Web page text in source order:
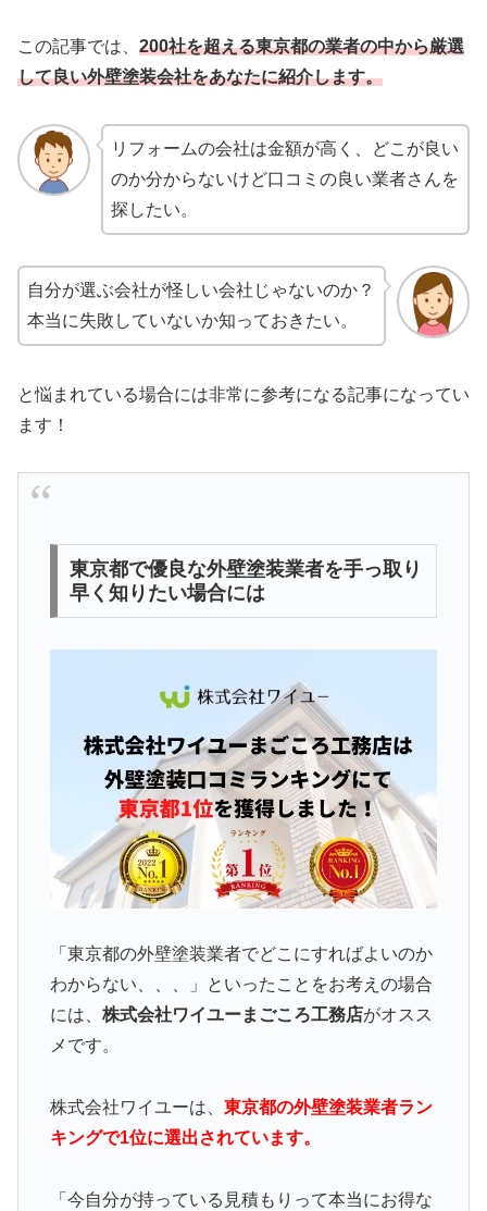
この記事では
200社を超える東京都の業者の中から厳選
して良い外壁塗装会社をあなたに紹介します。
リフォームの会社は金額が高く、どこが良い
のか分からないけど口コミの良い業者さんを
探したい。
自分が選ぶ会社が怪しい会社じゃないのか？
本当に失敗していないか知っておきたい。
と悩まれている場合には非常に参考になる記事になってい
ます！
東京都で優良な外壁塗装業者を手っ取り
早く知りたい場合には
「東京都の外壁塗装業者でどこにすればよいのか
わからない、、、」といったことをお考えの場合
には、 株式会社ワイユーまごころ工務店がオスス
メです。
株式会社ワイユーは、 東京都の外壁塗装業者ラン
キングで1位に選出されています。
「今自分が持っている見積もりって本当にお得な